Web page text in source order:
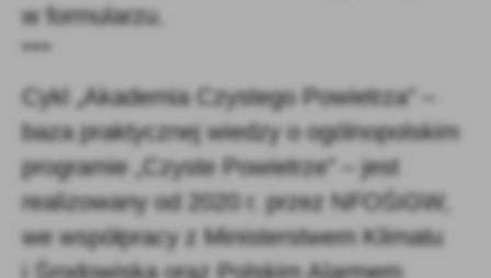
w formularzu.
***
Cykl „Akademia Czystego Powietrza” –
baza praktycznej wiedzy o ogólnopolskim
programie „Czyste Powietrze” – jest
realizowany od 2020 r. przez NFOŚiGW,
we współpracy z Ministerstwem Klimatu
i Środowiska oraz Polskim Alarmem